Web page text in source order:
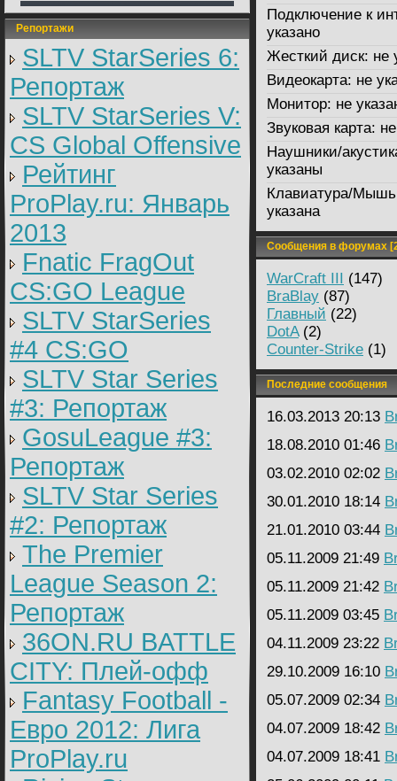
Репортажи
SLTV StarSeries 6:
Репортаж
SLTV StarSeries V:
CS Global Offensive
Рейтинг
ProPlay.ru: Январь
2013
Fnatic FragOut
CS:GO League
SLTV StarSeries
#4 CS:GO
SLTV Star Series
#3: Репортаж
GosuLeague #3:
Репортаж
SLTV Star Series
#2: Репортаж
The Premier
League Season 2:
Репортаж
36ON.RU BATTLE
CITY: Плей-офф
Fantasy Football -
Евро 2012: Лига
ProPlay.ru
Подключение к
указано
Жесткий диск: не
Видеокарта: не
Монитор: не
Звуковая карта:
Наушники/
указаны
Клавиатура/
указана
Сообщения в форумах
WarCraft III (147)
BraBlay (87)
Главный (22)
DotA(2)
Counter-Strike (1)
Последние сообщения
16.03.2013 20:13
18.08.2010 01:46
03.02.2010 02:02
30.01.2010 18:14
21.01.2010 03:44
05.11.2009 21:49
05.11.2009 21:42
05.11.2009 03:45
04.11.2009 23:22
29.10.2009 16:10
05.07.2009 02:34
04.07.2009 18:42
04.07.2009 18:41